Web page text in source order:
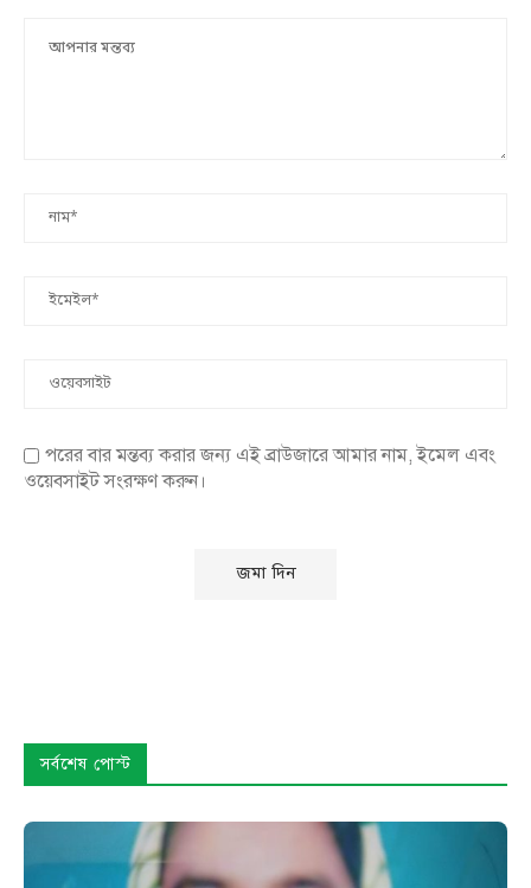
পরের বার মন্তব্য করার জন্য এই ব্রাউজারে আমার নাম, ইমেল এবং
ওয়েবসাইট সংরক্ষণ করুন।
সর্বশেষ পোস্ট